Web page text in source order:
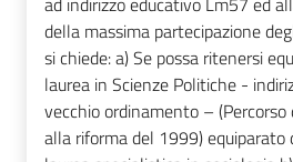
della massima partecipazione
si chiede: a) Se possa ritenersi
laurea in Scienze Politiche -
vecchio ordinamento –
alla riforma del 1999) equiparato